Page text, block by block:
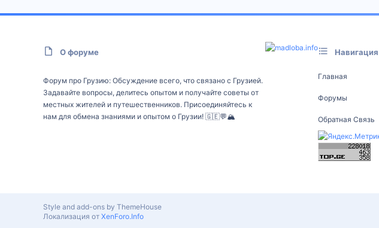
О форуме
Форум про Грузию: Обсуждение всего, что связано с Грузией.
Задавайте вопросы, делитесь опытом и получайте советы от
местных жителей и путешественников. Присоединяйтесь к
нам для обмена знаниями и опытом о Грузии! 🇬🇪💬🏔️
Навигация
Главная
Форумы
Обратная Связь
Style and add-ons by ThemeHouse
Локализация от XenForo.Info